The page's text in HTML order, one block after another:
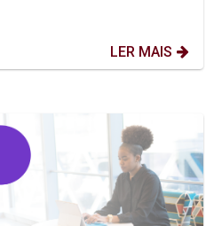
LER MAIS